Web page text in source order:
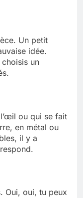
Un petit
idée.
un
ou qui se fait
en métal ou
il y a
Oui, oui, tu peux